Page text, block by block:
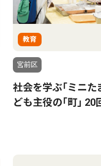
教育
宮前区
社会を学ぶ｢ミニた
ども主役の｢町｣ 20